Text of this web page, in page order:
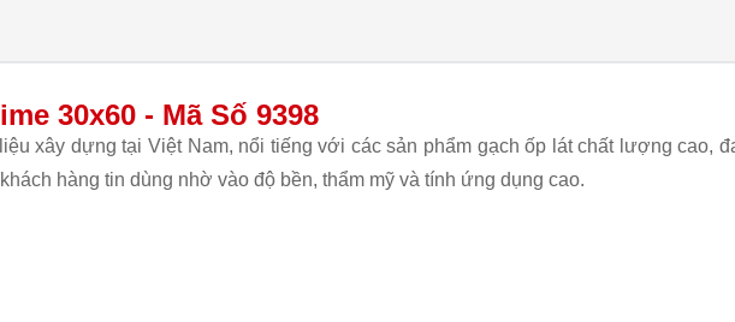
30x60 - Mã Số 9398
xây dựng tại Việt Nam, nổi tiếng với các sản phẩm gạch ốp lát chất lượng cao,
hàng tin dùng nhờ vào độ bền, thẩm mỹ và tính ứng dụng cao.